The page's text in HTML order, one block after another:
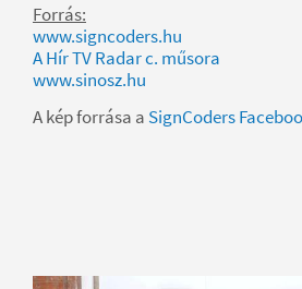
Forrás:
www.signcoders.hu
A Hír TV Radar c. műsora
www.sinosz.hu
A kép forrása a SignCoders